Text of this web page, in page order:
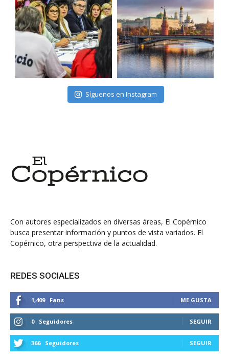
Síguenos en Instagram
Con autores especializados en diversas áreas, El Copérnico
busca presentar información y puntos de vista variados. El
Copérnico, otra perspectiva de la actualidad.
REDES SOCIALES
1,409 Fans ME GUSTA
0 Seguidores SEGUIR
366 Seguidores SEGUIR